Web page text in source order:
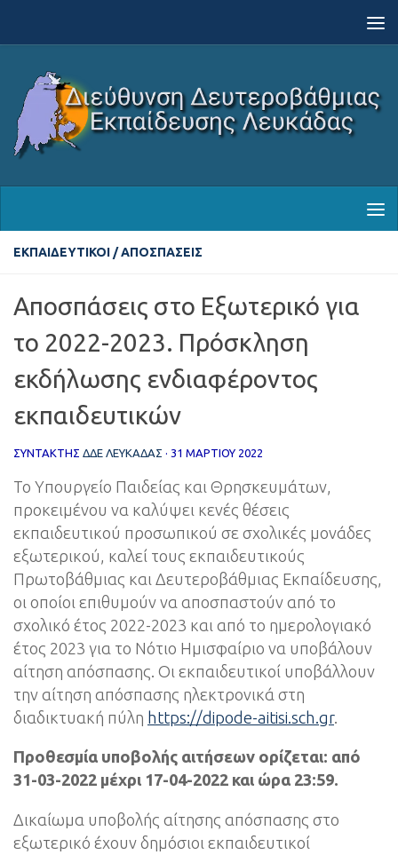
ΕΚΠΑΙΔΕΥΤΙΚΟΊ /ΑΠΟΣΠΆΣΕΙΣ
Αποσπάσεις στο Εξωτερικό για
το 2022-2023. Πρόσκληση
εκδήλωσης ενδιαφέροντος
εκπαιδευτικών
ΣΥΝΤΆΚΤΗΣ ΔΔΕ ΛΕΥΚΑΔΑΣ · 31 ΜΑΡΤΊΟΥ 2022
Το Υπουργείο Παιδείας και Θρησκευμάτων,
προκειμένου να καλύψει κενές θέσεις
εκπαιδευτικού προσωπικού σε σχολικές μονάδες
εξωτερικού, καλεί τους εκπαιδευτικούς
Πρωτοβάθμιας και Δευτεροβάθμιας Εκπαίδευσης,
οι οποίοι επιθυμούν να αποσπαστούν από το
σχολικό έτος 2022-2023 και από το ημερολογιακό
έτος 2023 για το Νότιο Ημισφαίριο να υποβάλουν
αίτηση απόσπασης. Οι εκπαιδευτικοί υποβάλλουν
την αίτηση απόσπασης ηλεκτρονικά στη
διαδικτυακή πύλη https://dipode-aitisi.sch.gr.
Προθεσμία υποβολής αιτήσεων ορίζεται: από
31-03-2022 μέχρι 17-04-2022 και ώρα 23:59.
Δικαίωμα υποβολής αίτησης απόσπασης στο
εξωτερικό έχουν δημόσιοι εκπαιδευτικοί